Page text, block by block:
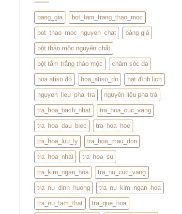
Nhàng
Mỗi
Ngày
Tử:
Bổ
Thận
Hay
Tráng
Dương?
Sự
Thật
Từ
YHCT
bang_gia bot_tam_trang_thao_moc
bot_thao_moc_nguyen_chat bảng giá
bột thảo mộc nguyên chất
bột tắm trắng thảo mộc chăm sóc da
hoa atiso đỏ hoa_atiso_do hạt đình lịch
nguyen_lieu_pha_tra nguyên liệu pha trà
tra_hoa_bach_nhat tra_hoa_cuc_vang
tra_hoa_dau_biec tra_hoa_hoe
tra_hoa_luu_ly tra_hoa_mau_don
tra_hoa_nhai tra_hoa_su
tra_kim_ngan_hoa tra_nu_cuc_vang
tra_nu_dinh_huong tra_nu_kim_ngan_hoa
tra_nu_tam_that tra_que_hoa